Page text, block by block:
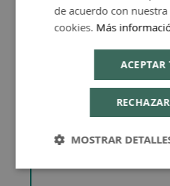
de acuerdo con
cookies. Más
ACEPTAR
MOSTRAR